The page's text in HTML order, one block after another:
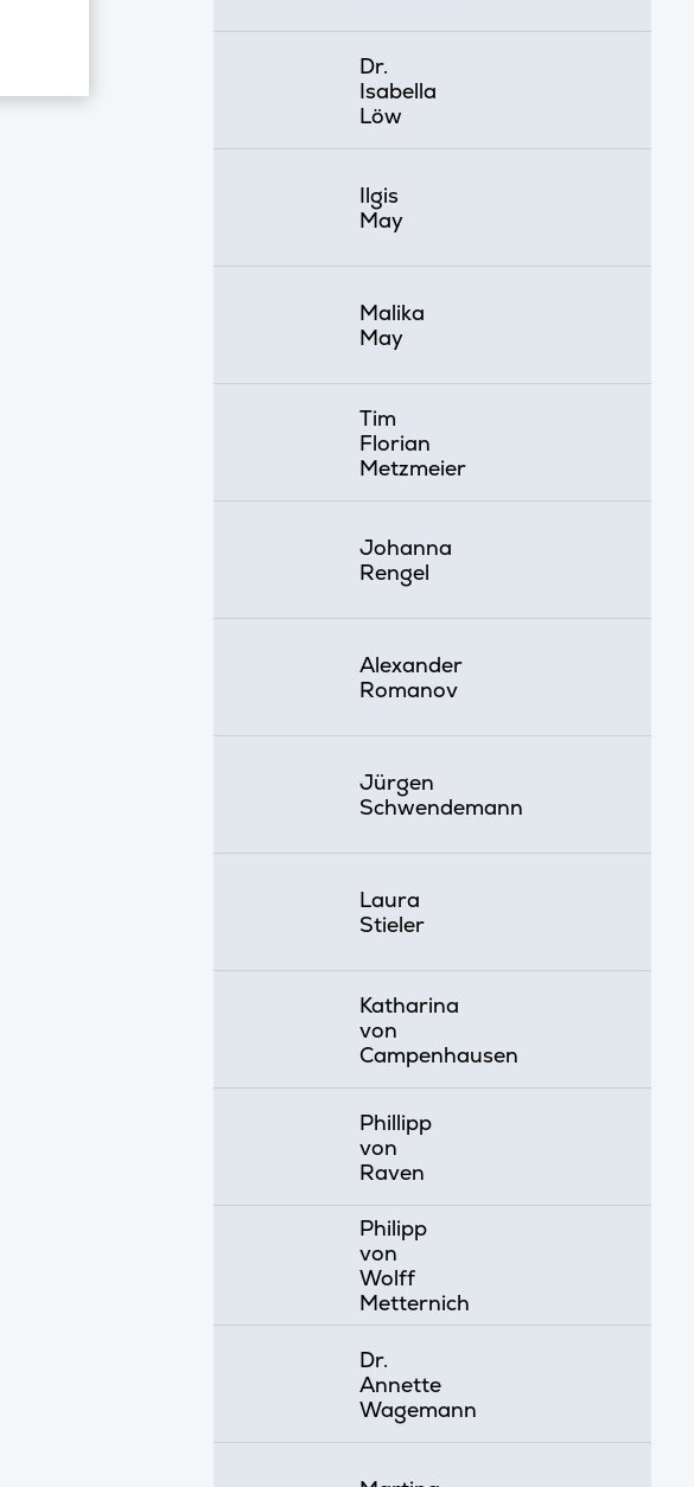
Dr.
Isabella
Löw
Ilgis
May
Malika
May
Tim
Florian
Metzmeier
Johanna
Rengel
Alexander
Romanov
Jürgen
Schwendemann
Laura
Stieler
Katharina
von
Campenhausen
Phillipp
von
Raven
Philipp
von
Wolff
Metternich
Dr.
Annette
Wagemann